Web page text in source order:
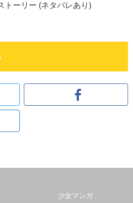
トーリー (ネタバレあり)
少女マンガ